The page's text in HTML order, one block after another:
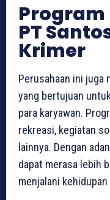
PT
Krimer
Perusahaan ini juga
yang bertujuan
para karyawan.
rekreasi, kegiatan
lainnya. Dengan
dapat merasa lebih
menjalani